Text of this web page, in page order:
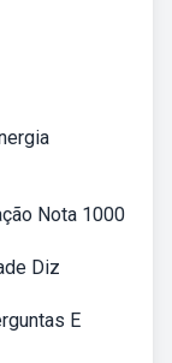
Nota 1000
Diz
E